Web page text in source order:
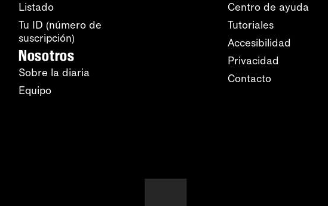
Listado
Tu ID (número de
suscripción)
Nosotros
Sobre la diaria
Equipo
Centro de ayuda
Tutoriales
Accesibilidad
Privacidad
Contacto